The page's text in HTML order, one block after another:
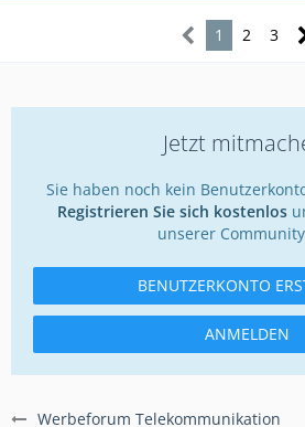
Werbeforum Telekommunikation
1 2 3
Jetzt
Sie haben noch kein
Registrieren Sie sich kostenlos
unserer
BENUTZERKONTO
ANMELDEN